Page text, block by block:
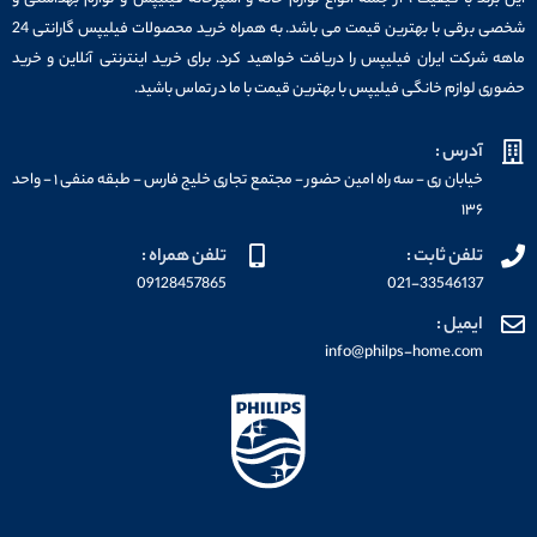
شخصی برقی با بهترین قیمت می باشد. به همراه خرید محصولات فیلیپس گارانتی 24
ماهه شرکت ایران فیلیپس را دریافت خواهید کرد. برای خرید اینترنتی آنلاین و خرید
حضوری لوازم خانگی فیلیپس با بهترین قیمت با ما در تماس باشید.
آدرس :
خیابان ری - سه راه امین حضور - مجتمع تجاری خلیج فارس - طبقه منفی ۱ - واحد
۱۳۶
تلفن ثابت :
021-33546137
تلفن همراه :
09128457865
ایمیل :
info@philps-home.com